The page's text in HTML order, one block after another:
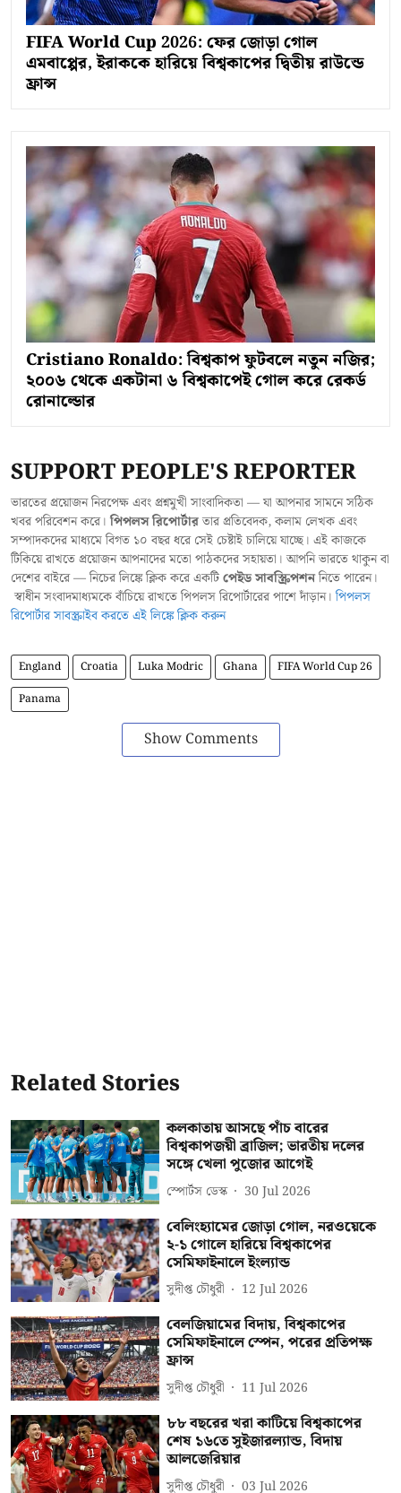
FIFA World Cup 2026: ফের জোড়া গোল
এমবাপ্পের, ইরাককে হারিয়ে বিশ্বকাপের দ্বিতীয় রাউন্ডে
ফ্রান্স
Cristiano Ronaldo: বিশ্বকাপ ফুটবলে নতুন নজির;
২০০৬ থেকে একটানা ৬ বিশ্বকাপেই গোল করে রেকর্ড
রোনাল্ডোর
SUPPORT PEOPLE'S REPORTER
ভারতের প্রয়োজন নিরপেক্ষ এবং প্রশ্নমুখী সাংবাদিকতা — যা আপনার সামনে সঠিক
খবর পরিবেশন করে।পিপলস রিপোর্টারতার প্রতিবেদক, কলাম লেখক এবং
সম্পাদকদের মাধ্যমে বিগত ১০ বছর ধরে সেই চেষ্টাই চালিয়ে যাচ্ছে। এই কাজকে
টিকিয়ে রাখতে প্রয়োজন আপনাদের মতো পাঠকদের সহায়তা। আপনি ভারতে থাকুন বা
দেশের বাইরে — নিচের লিঙ্কে ক্লিক করে একটিপেইড সাবস্ক্রিপশননিতে পারেন।
স্বাধীন সংবাদমাধ্যমকে বাঁচিয়ে রাখতে পিপলস রিপোর্টারের পাশে দাঁড়ান।পিপলস
রিপোর্টার সাবস্ক্রাইব করতে এই লিঙ্কে ক্লিক করুন
England Croatia Luka Modric Ghana
FIFA World Cup 26
Panama
Show Comments
Related Stories
কলকাতায় আসছে পাঁচ বারের
বিশ্বকাপজয়ী ব্রাজিল; ভারতীয় দলের
সঙ্গে খেলা পুজোর আগেই
স্পোর্টস ডেস্ক 30 Jul 2026
বেলিংহ্যামের জোড়া গোল, নরওয়েকে
২-১ গোলে হারিয়ে বিশ্বকাপের
সেমিফাইনালে ইংল্যান্ড
সুদীপ্ত চৌধুরী 12 Jul 2026
বেলজিয়ামের বিদায়, বিশ্বকাপের
সেমিফাইনালে স্পেন, পরের প্রতিপক্ষ
ফ্রান্স
সুদীপ্ত চৌধুরী 11 Jul 2026
৮৮ বছরের খরা কাটিয়ে বিশ্বকাপের
শেষ ১৬তে সুইজারল্যান্ড, বিদায়
আলজেরিয়ার
সুদীপ্ত চৌধুরী 03 Jul 2026